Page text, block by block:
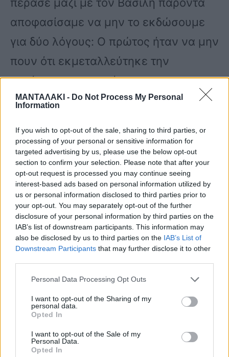
ΜΑΝΤΑΛΑΚΙ - Do Not Process My Personal
Information
If you wish to opt-out of the sale, sharing to third parties, or
processing of your personal or sensitive information for
targeted advertising by us, please use the below opt-out
section to confirm your selection. Please note that after your
opt-out request is processed you may continue seeing
interest-based ads based on personal information utilized by
us or personal information disclosed to third parties prior to
your opt-out. You may separately opt-out of the further
disclosure of your personal information by third parties on the
IAB’s list of downstream participants. This information may
also be disclosed by us to third parties on the IAB’s List of
Downstream Participants that may further disclose it to other
Personal Data Processing Opt Outs
I want to opt-out of the Sharing of my
personal data.
Opted In
I want to opt-out of the Sale of my
Personal Data.
Opted In
πέρασε μαζί με τον Βασίλη παρόντα
αποφασίσαμε να μην το εκδώσουμε
για δύο λόγους: Ο πρώτος ήταν να μην
πουν ότι εκμεταλλεύτηκε την
κατάσταση της υγείας του και ο
δεύτερος λόγος ήταν ότι ήθελε να
οικογένεια θα αποφασίσει πότε θα
εκδοθεί το βιβλίο», είπε ο Θάνος
Κανούσης.
Ο βιογράφος αποκάλυψε επίσης ότι ο
Βασίλης Καρράς είχε διαβάσει πολλές
φορές το βιβλίο και ήταν
ικανοποιημένος με το αποτέλεσμα.
«Συγκινούνταν όταν περιέγραφε τα
παιδικά του χρόνια. Ξεκινήσαμε το
βιβλίο με ένα Βασίλη Καρρά υγιέστατο